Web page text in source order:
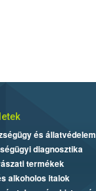
és állatvédelem
diagnosztika
termékek
alkoholos italok